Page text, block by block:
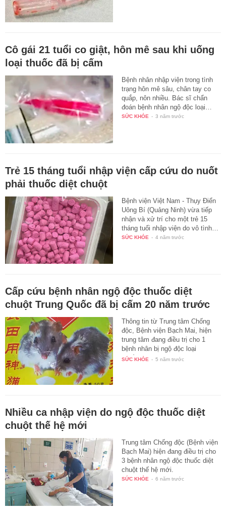
Cô gái 21 tuổi co giật, hôn mê sau khi uống
loại thuốc đã bị cấm
Bệnh nhân nhập viện trong tình
trạng hôn mê sâu, chân tay co
quắp, nôn nhiều. Bác sĩ chẩn
đoán bệnh nhân ngộ độc loại…
SỨC KHỎE - 3 năm trước
Trẻ 15 tháng tuổi nhập viện cấp cứu do nuốt
phải thuốc diệt chuột
Bệnh viện Việt Nam - Thụy Điển
Uông Bí (Quảng Ninh) vừa tiếp
nhận và xử trí cho một trẻ 15
tháng tuổi nhập viện do vô tình…
SỨC KHỎE - 4 năm trước
Cấp cứu bệnh nhân ngộ độc thuốc diệt
chuột Trung Quốc đã bị cấm 20 năm trước
Thông tin từ Trung tâm Chống
độc, Bệnh viện Bạch Mai, hiện
trung tâm đang điều trị cho 1
bệnh nhân bị ngộ độc loại
thuốc…
SỨC KHỎE - 5 năm trước
Nhiều ca nhập viện do ngộ độc thuốc diệt
chuột thế hệ mới
Trung tâm Chống độc (Bệnh viện
Bạch Mai) hiện đang điều trị cho
3 bệnh nhân ngộ độc thuốc diệt
chuột thế hệ mới.
SỨC KHỎE - 6 năm trước